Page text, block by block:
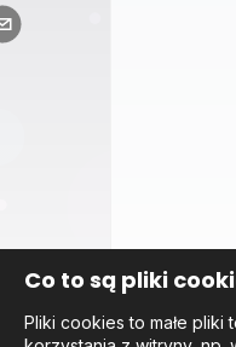
Co to są pliki
Pliki cookies to małe